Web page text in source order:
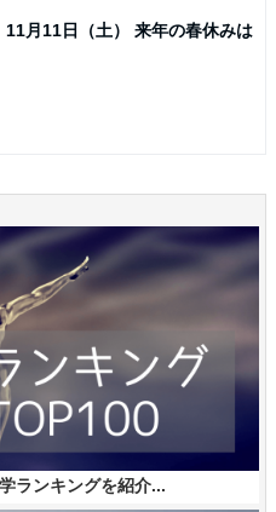
11月11日（土） 来年の春休みは
ランキングを紹介...